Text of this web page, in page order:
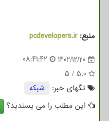
منبع:pcdevelopers.ir
1402/12/20
08:41:42
5.0
/
5
تگهای خبر:
شبكه
این مطلب را می پسندید؟